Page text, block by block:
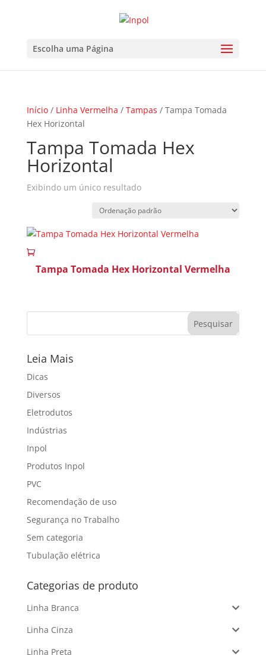
Escolha uma Página
Início/ Linha Vermelha / Tampas / Tampa Tomada
Hex Horizontal
Tampa Tomada Hex
Horizontal
Exibindo um único resultado
Tampa Tomada Hex Horizontal Vermelha
Leia Mais
Dicas
Diversos
Eletrodutos
Indústrias
Inpol
Produtos Inpol
PVC
Recomendação de uso
Segurança no Trabalho
Sem categoria
Tubulação elétrica
Categorias de produto
Linha Branca
Linha Cinza
Linha Preta